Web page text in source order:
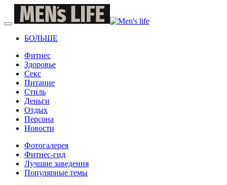
БОЛЬШЕ
Фитнес
Здоровье
Секс
Питание
Стиль
Деньги
Отдых
Персона
Новости
Фотогалерея
Фитнес-гид
Лучшие заведения
Популярные темы